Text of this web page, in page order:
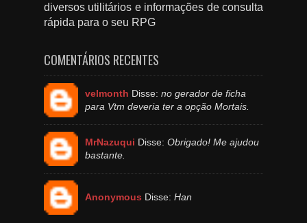
diversos utilitários e informações de consulta
rápida para o seu RPG
COMENTÁRIOS RECENTES
velmonth Disse: no gerador de ficha
para Vtm deveria ter a opção Mortais.
MrNazuqui Disse: Obrigado! Me ajudou
bastante.
Anonymous Disse: Han